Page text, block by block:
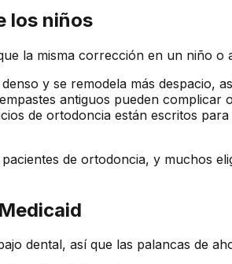
los niños
la misma corrección en un niño o
y se remodela más despacio,
antiguos pueden complicar
de ortodoncia están escritos
de ortodoncia, y muchos
dental, así que las palancas de